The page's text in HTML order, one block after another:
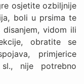
osjetite ozbiljnije
boli u prsima te
vidom ili
obratite se
primjerice
nije potrebno